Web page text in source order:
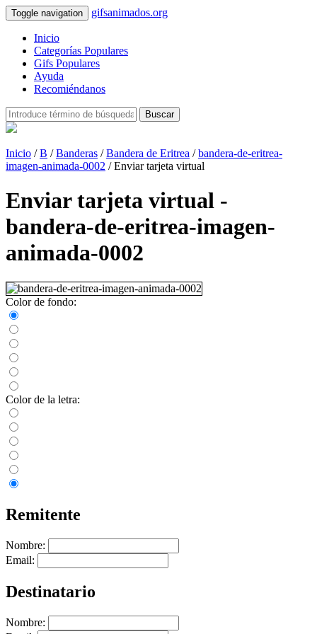
Toggle navigation gifsanimados.org
Inicio
Categorías Populares
Gifs Populares
Ayuda
Recomiéndanos
Buscar
Inicio /B /Banderas /Bandera de Eritrea /bandera-de-eritrea-
imagen-animada-0002 / Enviar tarjeta virtual
Enviar tarjeta virtual -
bandera-de-eritrea-imagen-
animada-0002
Color de fondo:
Color de la letra:
Remitente
Nombre:
Email:
Destinatario
Nombre: